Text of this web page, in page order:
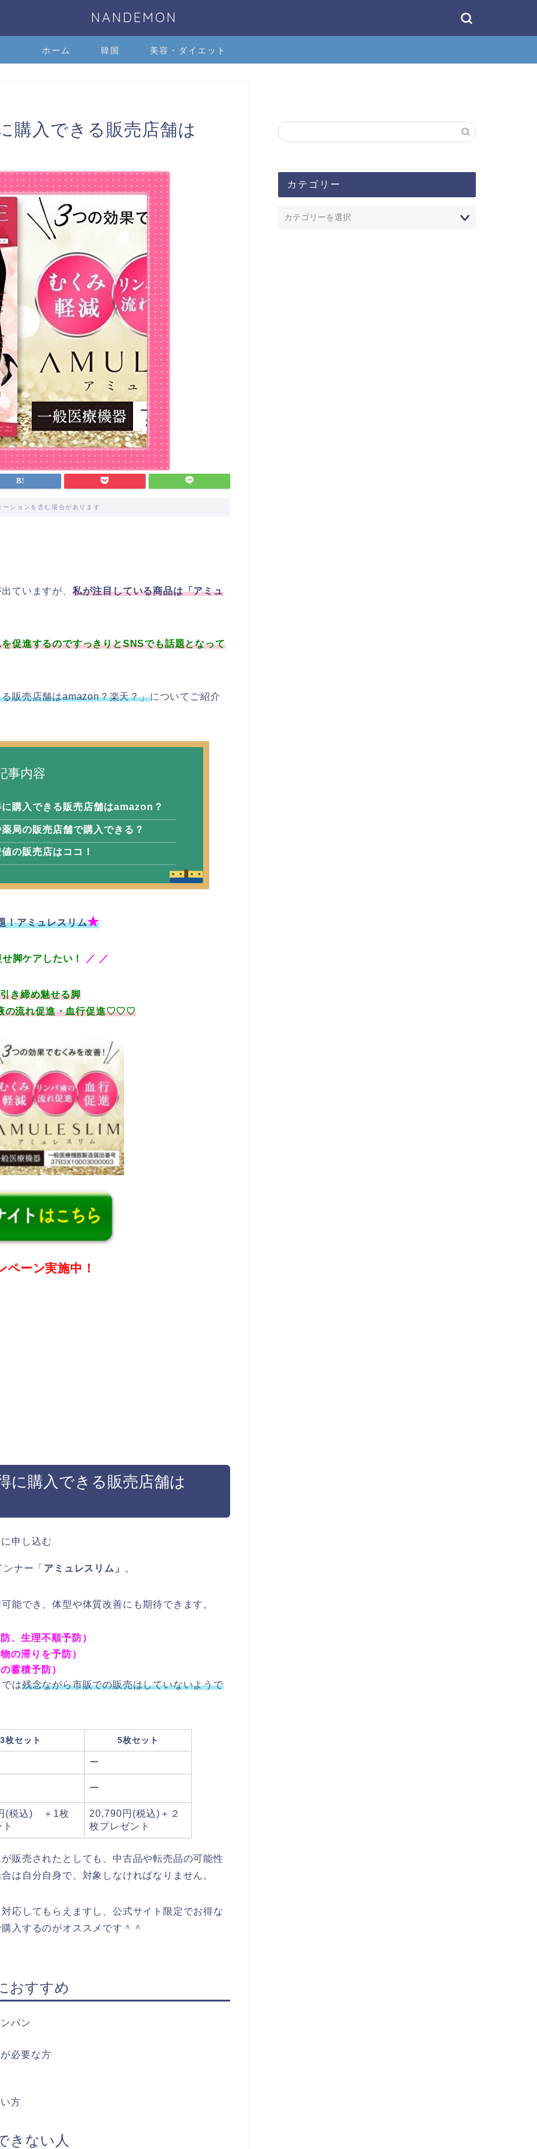
NANDEMON
ホーム 韓国 美容・ダイエット
購入できる販売店舗は
ーションを含む場合があります
ていますが、 私が注目している商品は「アミュ
促進するのですっきりとSNSでも話題となって
販売店舗はamazon？楽天？」についてご紹介
事内容
購入できる販売店舗はamazon？
局の販売店舗で購入できる？
の販売店はココ！
！アミュレスリム★
脚ケアしたい！ ／ ／
き締め魅せる脚
の流れ促進・血行促進♡♡♡
ペーン実施中！
に購入できる販売店舗は
ナー「 アミュレスリム」 。
能でき、体型や体質改善にも期待できます。
、生理不順予防）
の滞りを予防）
蓄積予防）
は残念ながら市販での販売はしていないようで
3枚セット 5枚セット
ー
ー
(税込) ＋1枚
20,790円(税込)＋２
枚プレゼント
販売されたとしても、中古品や転売品の可能性
は自分自身で、対象しなければなりません。
応してもらえますし、公式サイト限定でお得な
入するのがオススメです＾＾
おすすめ
パン
必要な方
方
きない人
カテゴリー